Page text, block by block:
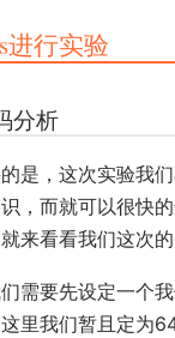
进行实验
分析
是，这次实验我
，而就可以很快
来看看我们这次的
需要先设定一个
里我们暂且定为